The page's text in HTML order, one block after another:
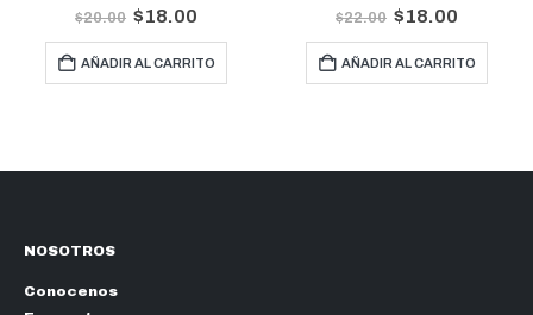
out of 5
$20.00 $18.00
AÑADIR AL CARRITO
out of 5
$22.00 $18.00
AÑADIR AL CARRITO
NOSOTROS
Conocenos